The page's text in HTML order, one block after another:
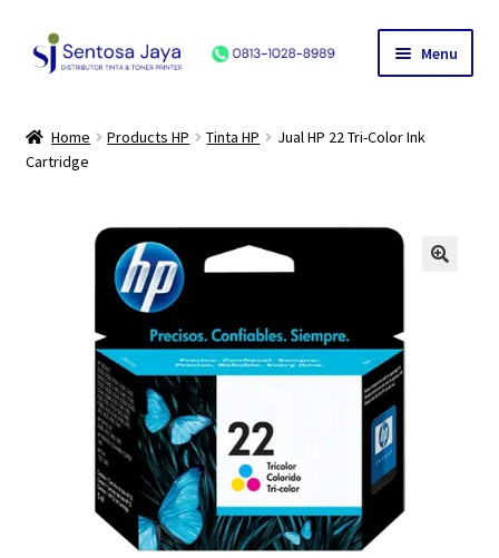
Skip
to
Skip
to
Menu
Produk
Hubungi Kami
Home Products HP Tinta HP
Jual HP 22 Tri-Color Ink
Cartridge